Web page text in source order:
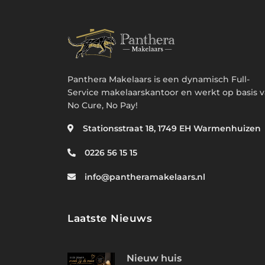
Panthera Makelaars is een dynamisch Full-
Service makelaarskantoor en werkt op basis
No Cure, No Pay!
Stationsstraat 18, 1749 EH Warmenhuizen
0226 56 15 15
info@pantheramakelaars.nl
Laatste Nieuws
Nieuw huis